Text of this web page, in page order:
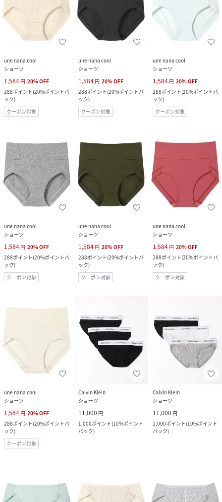
une nana cool
ショーツ
1,584 円 20%OFF
288ポイント(20%ポイントバ
ック)
クーポン対象
une nana cool
ショーツ
1,584 円 20%OFF
288ポイント(20%ポイントバ
ック)
クーポン対象
une nana cool
ショーツ
1,584 円 20%OFF
288ポイント(20%ポイントバ
ック)
クーポン対象
une nana cool
ショーツ
1,584 円 20%OFF
288ポイント(20%ポイントバ
ック)
クーポン対象
une nana cool
ショーツ
1,584 円 20%OFF
288ポイント(20%ポイントバ
ック)
クーポン対象
une nana cool
ショーツ
1,584 円 20%OFF
288ポイント(20%ポイントバ
ック)
クーポン対象
une nana cool
ショーツ
1,584 円 20%OFF
288ポイント(20%ポイントバ
ック)
クーポン対象
Calvin Klein
ショーツ
11,000 円
1,000ポイント(10%ポイント
バック)
Calvin Klein
ショーツ
11,000 円
1,000ポイント(10%ポイント
バック)